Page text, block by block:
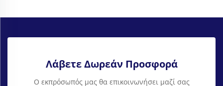
Λάβετε Δωρεάν Προσφορά
Ο εκπρόσωπός μας θα επικοινωνήσει μαζί σας